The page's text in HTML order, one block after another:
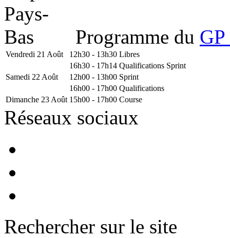
Programme du
Vendredi 21 Août 12h30 - 13h30 Libres
16h30 - 17h14 Qualifications Sprint
Samedi 22 Août
12h00 - 13h00 Sprint
16h00 - 17h00 Qualifications
Dimanche 23 Août 15h00 - 17h00 Course
Réseaux sociaux
Rechercher sur le site